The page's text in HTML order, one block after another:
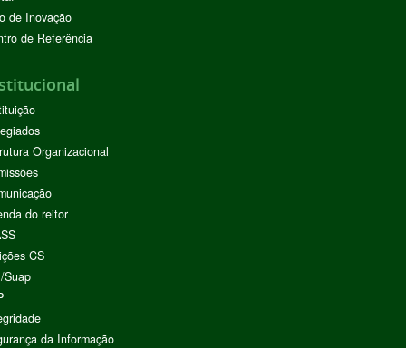
de Inovação
de Referência
Organizacional
do reitor
CS
Suap
da Informação